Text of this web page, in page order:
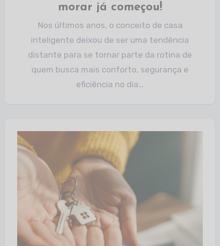
morar já começou!
Nos últimos anos, o conceito de casa
inteligente deixou de ser uma tendência
distante para se tornar parte da rotina de
quem busca mais conforto, segurança e
eficiência no dia…